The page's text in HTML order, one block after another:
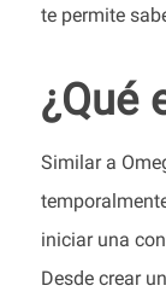
te permite
¿Qué
Similar a
iniciar una
Desde crear